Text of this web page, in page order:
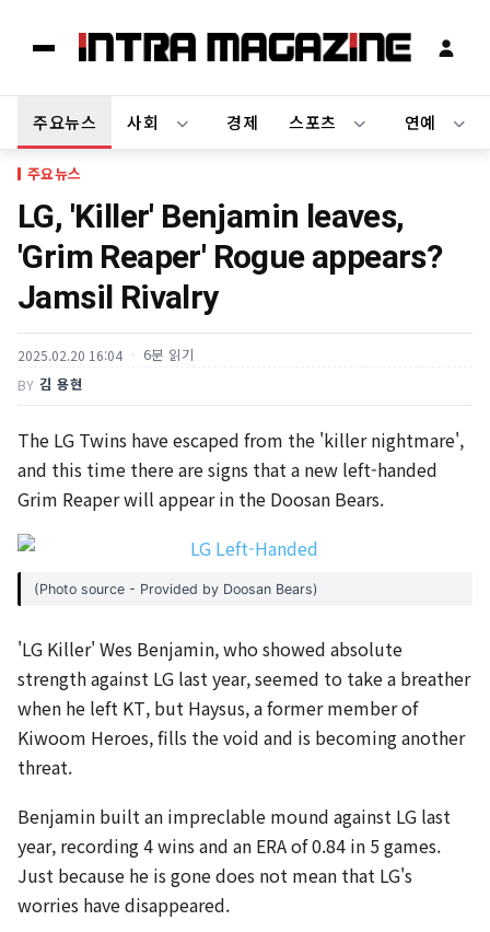
주요뉴스 사회 경제 스포츠 연예
주요뉴스
LG, 'Killer' Benjamin leaves,
'Grim Reaper' Rogue appears?
Jamsil Rivalry
2025.02.20 16:04 6분 읽기
BY 김 용현
The LG Twins have escaped from the 'killer nightmare',
and this time there are signs that a new left-handed
Grim Reaper will appear in the Doosan Bears.
(Photo source - Provided by Doosan Bears)
'LG Killer' Wes Benjamin, who showed absolute
strength against LG last year, seemed to take a breather
when he left KT, but Haysus, a former member of
Kiwoom Heroes, fills the void and is becoming another
threat.
Benjamin built an impreclable mound against LG last
year, recording 4 wins and an ERA of 0.84 in 5 games.
Just because he is gone does not mean that LG's
worries have disappeared.